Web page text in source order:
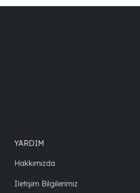
YARDIM
Hakkımızda
İletişim Bilgilerimiz